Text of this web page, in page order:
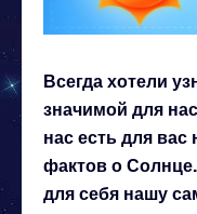
Всегда хотели
значимой для
нас есть для
фактов о
для себя нашу